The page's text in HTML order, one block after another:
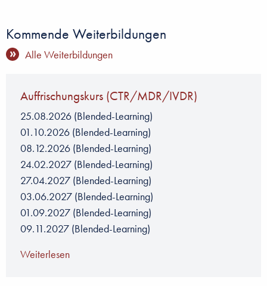
Kommende Weiterbildungen
Alle Weiterbildungen
Auffrischungskurs (CTR/MDR/IVDR)
25.08.2026 (Blended-Learning)
01.10.2026 (Blended-Learning)
08.12.2026 (Blended-Learning)
24.02.2027 (Blended-Learning)
27.04.2027 (Blended-Learning)
03.06.2027 (Blended-Learning)
01.09.2027 (Blended-Learning)
09.11.2027 (Blended-Learning)
Weiterlesen